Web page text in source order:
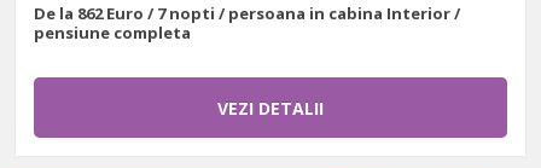
De la 862 Euro / 7 nopti / persoana in cabina Interior /
pensiune completa
VEZI DETALII